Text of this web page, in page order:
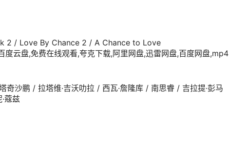
2 / Love By Chance 2 / A Chance to Love
度云盘,免费在线观看,夸克下载,阿里网盘,迅雷网盘,百度网盘,mp4
奇沙鹏 / 拉塔维·吉沃叻拉 / 西瓦·詹隆库 / 南思睿 / 吉拉提·彭马
蔻兹